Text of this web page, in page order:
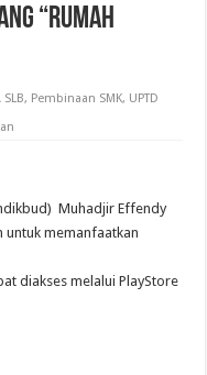
“Rumah
, Pembinaan SMK, UPTD
Muhadjir Effendy
untuk memanfaatkan
diakses melalui PlayStore